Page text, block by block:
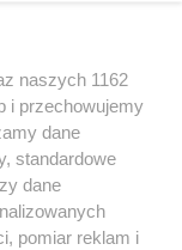
koncert z okazji
portalu
konkursów
"Hej
Jest piątek!"
naszych 1162
i przechowujemy
dane
standardowe
dane
pomiar reklam i